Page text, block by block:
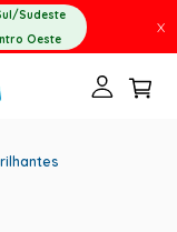
Sudeste
Oeste
X